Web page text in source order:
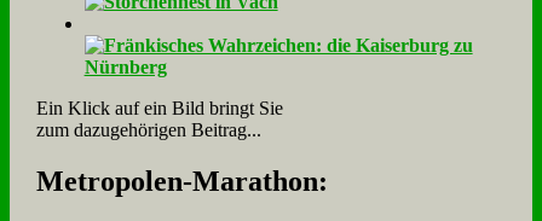
Ein Klick auf ein Bild bringt Sie
zum dazugehörigen Beitrag...
Me­tro­po­len-Ma­ra­thon: